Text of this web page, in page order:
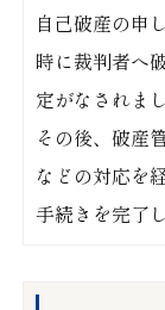
自己破産の申
時に裁判者へ
定がなされまし
その後、破産
などの対応を
手続きを完了